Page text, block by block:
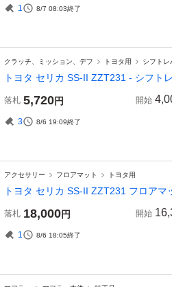
1 8/7 08:03終了
クラッチ、ミッション、デフ トヨタ用 シフトレ
トヨタ セリカ SS-II ZZT231 - シ
落札 5,720円 開始
3 8/6 19:09終了
アクセサリー フロアマット トヨタ用
トヨタ セリカ SS-II ZZT231 フロアマ
落札 18,000円 開始
1 8/6 18:05終了